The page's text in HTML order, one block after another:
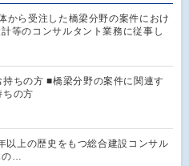
から受注した橋梁分野の案件におけ
等のコンサルタント業務に従事し
ちの方 ■橋梁分野の案件に関連す
ちの方
以上の歴史をもつ総合建設コンサル
…